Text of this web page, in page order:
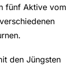
fünf Aktive vom
den Jüngsten